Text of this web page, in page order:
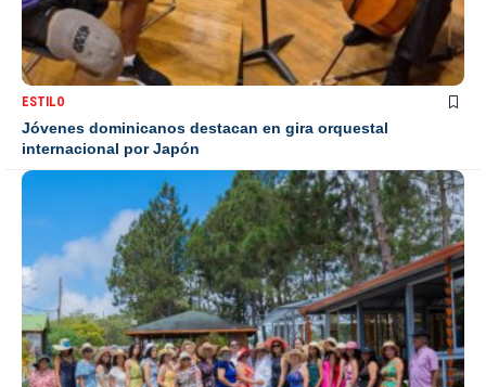
ESTILO
Jóvenes dominicanos destacan en gira orquestal
internacional por Japón